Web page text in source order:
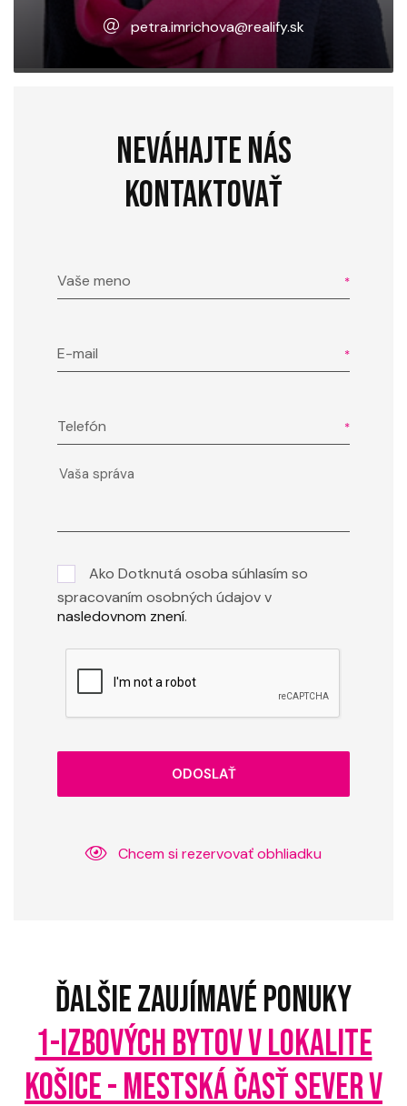
petra.imrichova@realify.sk
NEVÁHAJTE NÁS
KONTAKTOVAŤ
Vaše meno
E-mail
Telefón
Ako Dotknutá osoba súhlasím so
spracovaním osobných údajov v
nasledovnom znení.
ODOSLAŤ
Chcem si rezervovať obhliadku
ĎALŠIE ZAUJÍMAVÉ PONUKY
1-IZBOVÝCH BYTOV V LOKALITE
KOŠICE - MESTSKÁ ČASŤ SEVER V